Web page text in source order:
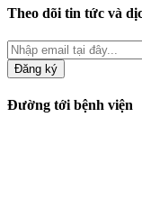
Theo dõi tin tức và
Đăng ký
Đường tới bệnh viện